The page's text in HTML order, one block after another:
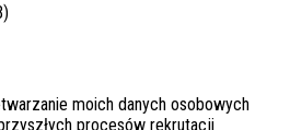
moich danych osobowych
procesów rekrutacji